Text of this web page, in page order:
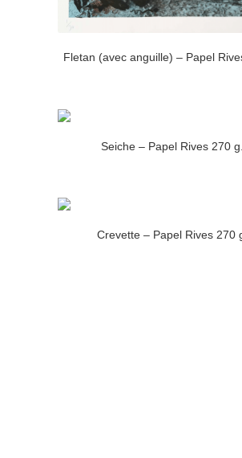
Fletan (avec anguille) – Papel
Seiche – Papel Rives 270
Crevette – Papel Rives 270